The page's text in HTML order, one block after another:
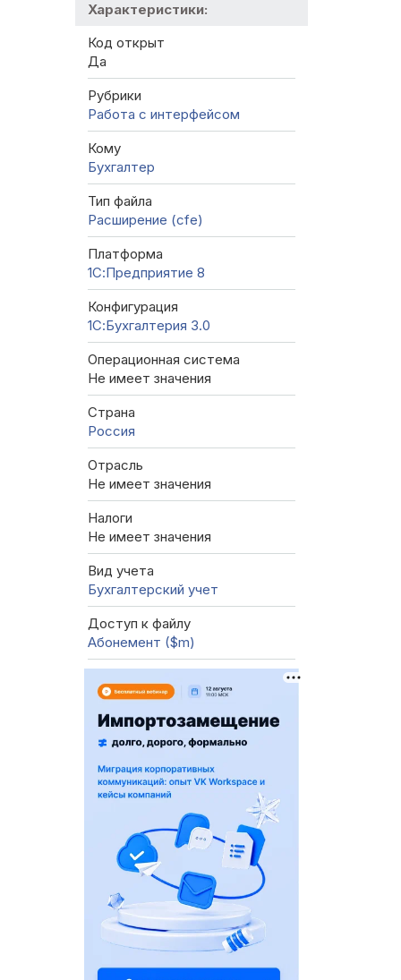
Характеристики:
Код открыт
Да
Рубрики
Работа с интерфейсом
Кому
Бухгалтер
Тип файла
Расширение (cfe)
Платформа
1С:Предприятие 8
Конфигурация
1С:Бухгалтерия 3.0
Операционная система
Не имеет значения
Страна
Россия
Отрасль
Не имеет значения
Налоги
Не имеет значения
Вид учета
Бухгалтерский учет
Доступ к файлу
Абонемент ($m)